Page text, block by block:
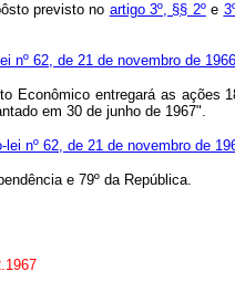
previsto no artigo 3º, §§ 2ºe
nº 62, de 21 de novembro de 1966
Econômico entregará as
em 30 de junho de 1967".
lei nº 62, de 21 de novembro de
e 79º da República.